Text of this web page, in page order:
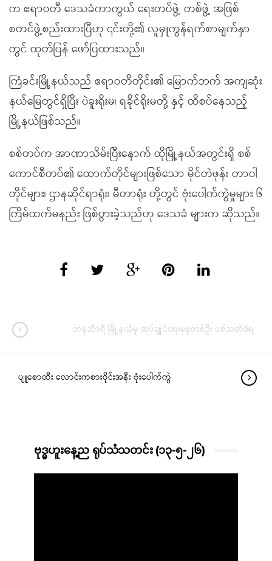
က ဧရာဝတီ ဒေသခံကာကွယ် ရေးတပ်ဖွဲ့ တစ်ဖွဲ့ အဖြစ်
စတင်ဖွဲ့စည်းထားပြီဟု ၎င်းတို့၏ လူမှူကွန်ရက်စာမျက်နှာ
တွင် ထုတ်ပြန် ဖော်ပြထားသည်။
ကြံခင်းမြို့နယ်သည် ဧရာဝတီတိုင်း၏ မြောက်ဘက် အကျဆုံး
နယ်မြေတွင်ရှိပြီး ပဲခူးရိုးမ၊ ရခိုင်ရိုးမတို့ နှင့် ထိစပ်နေသည့်
မြို့နယ်ဖြစ်သည်။
စစ်တပ်က အာဏာသိမ်းပြီးနောက် ထိုမြို့နယ်အတွင်းရှိ စစ်
ကောင်စီတပ်၏ ထောက်တိုင်များဖြစ်သော မိုင်တဲဖုန်း တာဝါ
တိုင်များ၊ ဌာနဆိုင်ရာရုံး၊ မီတာရုံး တို့တွင် ဗုံးပေါက်ကွဲမှုများ ၆
ကြိမ်ထက်မနည်း ဖြစ်ပွားခဲ့သည်ဟု ဒေသခံ များက ဆိုသည်။
တနင်္သာရီ မြို့နယ်မှ အုပ်ချုပ်ရေးမှူးတစ်ဦး ပစ်သတ်ခံရ
ပျူစောထီး လောင်းကစားဝိုင်းအနီး ဗုံးပေါက်ကွဲ
ဗုဒ္ဓဟူးနေ့ည ရုပ်သံသတင်း (၁၃-၅-၂၆)